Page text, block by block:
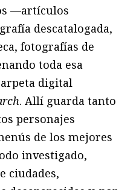
—artículos
descatalogada,
fotografías de
toda esa
digital
. Allí guarda tanto
personajes
de los mejores
investigado,
ciudades,